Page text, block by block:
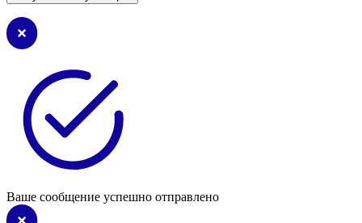
Ваше сообщение успешно отправлено